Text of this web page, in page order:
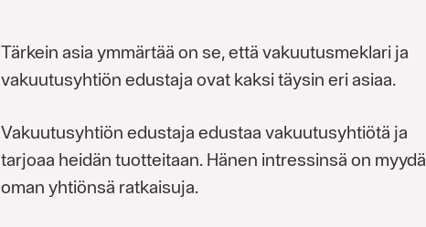
Tärkein asia ymmärtää on se, että vakuutusmeklari ja
vakuutusyhtiön edustaja ovat kaksi täysin eri asiaa.
Vakuutusyhtiön edustaja edustaa vakuutusyhtiötä ja
tarjoaa heidän tuotteitaan. Hänen intressinsä on myydä
oman yhtiönsä ratkaisuja.